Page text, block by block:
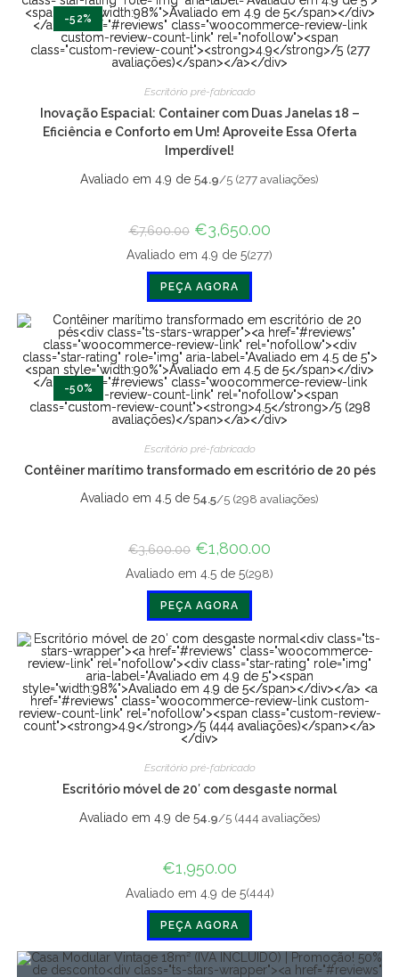
-52%
Escritório pré-fabricado
Inovação Espacial: Container com Duas Janelas 18 –
Eficiência e Conforto em Um! Aproveite Essa Oferta
Imperdível!
Avaliado em 4.9 de 54.9/5 (277 avaliações)
€7,600.00 O
preço
original
era:
€7,600.00.
€3,650.00O
atual
é:
Avaliado em 4.9 de 5(277)
PEÇA AGORA
-50%
Escritório pré-fabricado
Contêiner marítimo transformado em escritório de 20 pés
Avaliado em 4.5 de 54.5/5 (298 avaliações)
€3,600.00 O
preço
original
era:
€3,600.00.
€1,800.00
atual
é:
Avaliado em 4.5 de 5(298)
PEÇA AGORA
Escritório pré-fabricado
Escritório móvel de 20′ com desgaste normal
Avaliado em 4.9 de 54.9/5 (444 avaliações)
€1,950.00
Avaliado em 4.9 de 5(444)
PEÇA AGORA